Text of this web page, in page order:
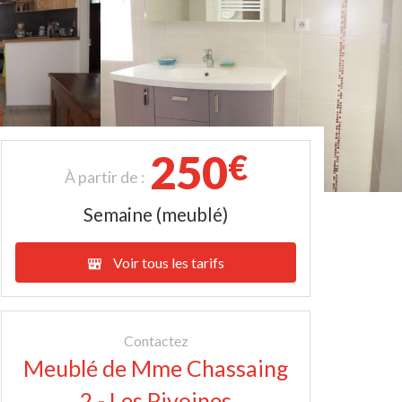
À partir de : 250€
Semaine (meublé)
Voir tous les tarifs
Contactez
Meublé de Mme Chassaing